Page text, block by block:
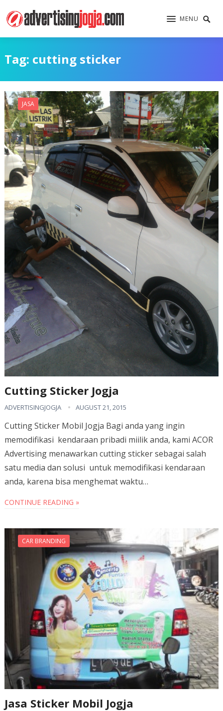
MENU
Tag: cutting sticker
JASA
Cutting Sticker Jogja
ADVERTISINGJOGJA AUGUST 21, 2015
Cutting Sticker Mobil Jogja Bagi anda yang ingin
memodifikasi kendaraan pribadi miilik anda, kami ACOR
Advertising menawarkan cutting sticker sebagai salah
satu media dan solusi untuk memodifikasi kendaraan
anda, karena bisa menghemat waktu…
CONTINUE READING »
CAR BRANDING
Jasa Sticker Mobil Jogja